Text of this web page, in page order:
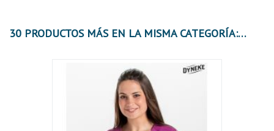
30 PRODUCTOS MÁS EN LA MISMA CATEGORÍA: